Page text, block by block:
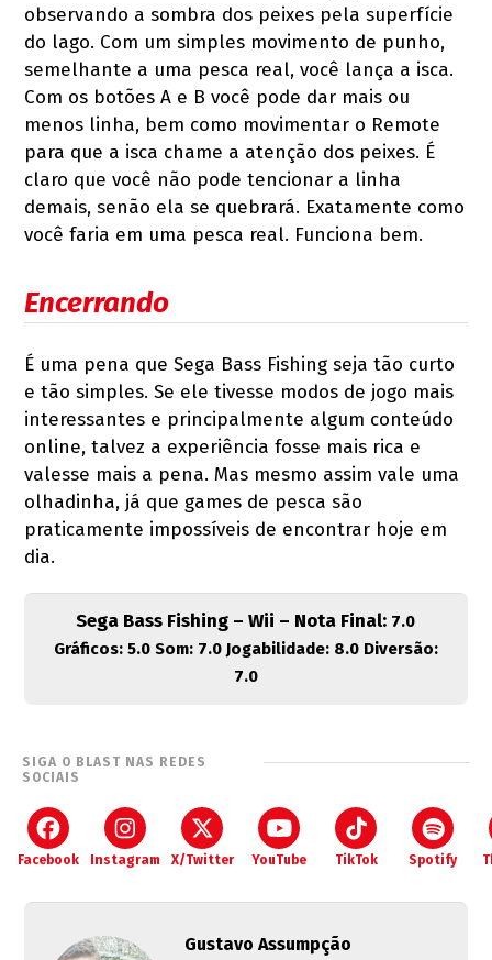
observando a sombra dos peixes pela superfície
do lago. Com um simples movimento de punho,
semelhante a uma pesca real, você lança a isca.
Com os botões A e B você pode dar mais ou
menos linha, bem como movimentar o Remote
para que a isca chame a atenção dos peixes. É
claro que você não pode tencionar a linha
demais, senão ela se quebrará. Exatamente como
você faria em uma pesca real. Funciona bem.
Encerrando
É uma pena que Sega Bass Fishing seja tão curto
e tão simples. Se ele tivesse modos de jogo mais
interessantes e principalmente algum conteúdo
online, talvez a experiência fosse mais rica e
valesse mais a pena. Mas mesmo assim vale uma
olhadinha, já que games de pesca são
praticamente impossíveis de encontrar hoje em
dia.
Sega Bass Fishing – Wii – Nota Final: 7.0
Gráficos: 5.0 Som: 7.0 Jogabilidade: 8.0 Diversão:
7.0
SIGA O BLAST NAS REDES
SOCIAIS
Facebook Instagram X/Twitter YouTube TikTok Spotify
Gustavo Assumpção